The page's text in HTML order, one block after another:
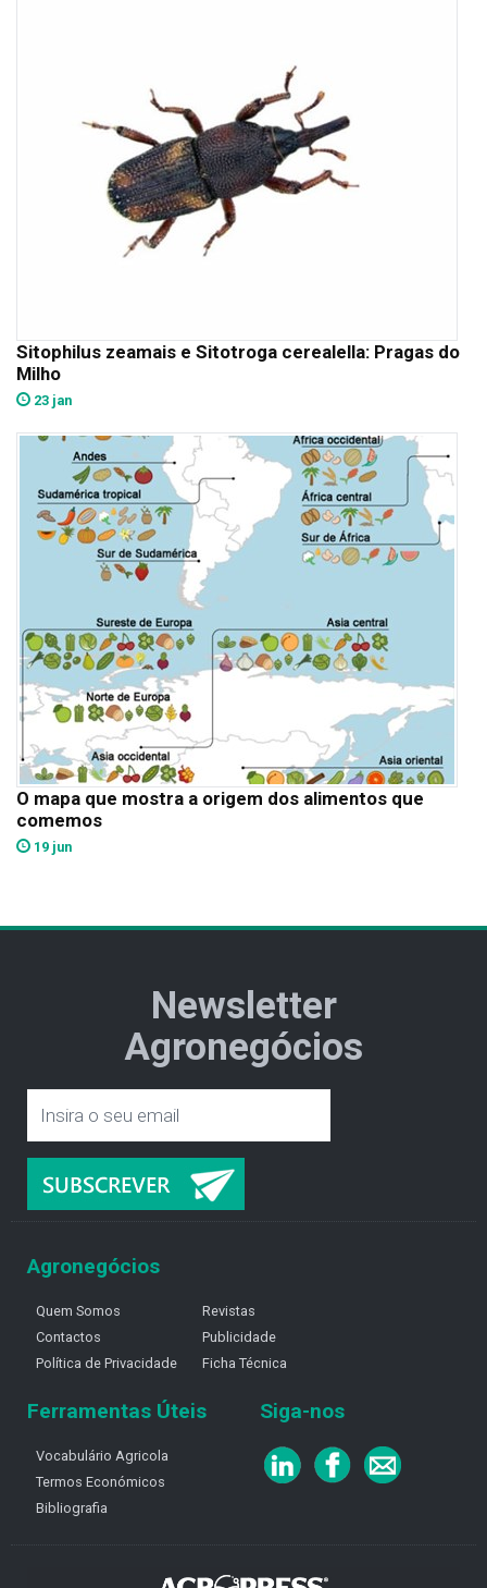
Sitophilus zeamais e Sitotroga cerealella: Pragas do
Milho
23 jan
O mapa que mostra a origem dos alimentos que
comemos
19 jun
Newsletter
Agronegócios
Agronegócios
Quem Somos
Contactos
Política de Privacidade
Revistas
Publicidade
Ficha Técnica
Ferramentas Úteis
Vocabulário Agricola
Termos Económicos
Bibliografia
Siga-nos